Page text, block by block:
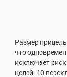
Размер
что
исключает
целей. 10